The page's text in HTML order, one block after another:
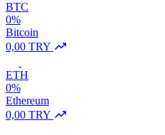
BTC
0%
Bitcoin
0,00 TRY
ETH
0%
Ethereum
0,00 TRY